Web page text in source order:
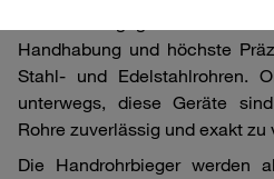
Handhabung und höchste
Stahl- und Edelstahlrohren.
unterwegs, diese Geräte
Rohre zuverlässig und exakt zu
Die Handrohrbieger werden